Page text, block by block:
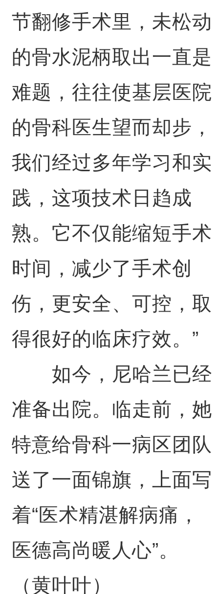
节翻修手术里，未松动
的骨水泥柄取出一直是
难题，往往使基层医院
的骨科医生望而却步，
我们经过多年学习和实
践，这项技术日趋成
熟。它不仅能缩短手术
时间，减少了手术创
伤，更安全、可控，取
得很好的临床疗效。”
如今，尼哈兰已经
准备出院。临走前，她
特意给骨科一病区团队
送了一面锦旗，上面写
着“医术精湛解病痛，
医德高尚暖人心”。
（黄叶叶）